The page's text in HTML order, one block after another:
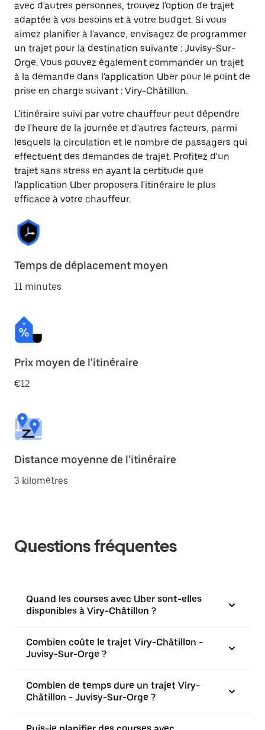
avec d'autres personnes, trouvez l'option de trajet
adaptée à vos besoins et à votre budget. Si vous
aimez planifier à l'avance, envisagez de programmer
un trajet pour la destination suivante : Juvisy-Sur-
Orge. Vous pouvez également commander un trajet
à la demande dans l'application Uber pour le point de
prise en charge suivant : Viry-Châtillon.
L'itinéraire suivi par votre chauffeur peut dépendre
de l'heure de la journée et d'autres facteurs, parmi
lesquels la circulation et le nombre de passagers qui
effectuent des demandes de trajet. Profitez d'un
trajet sans stress en ayant la certitude que
l'application Uber proposera l'itinéraire le plus
efficace à votre chauffeur.
Temps de déplacement moyen
11 minutes
Prix moyen de l'itinéraire
€12
Distance moyenne de l'itinéraire
3 kilomètres
Questions fréquentes
Quand les courses avec Uber sont-elles
disponibles à Viry-Châtillon ?
Combien coûte le trajet Viry-Châtillon -
Juvisy-Sur-Orge ?
Combien de temps dure un trajet Viry-
Châtillon - Juvisy-Sur-Orge ?